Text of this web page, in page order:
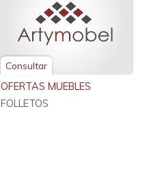
OFERTAS MUEBLES
FOLLETOS
Consultar